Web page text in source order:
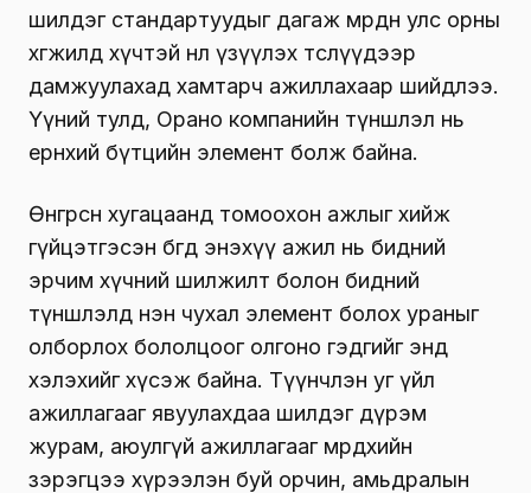
шилдэг стандартуудыг дагаж мөрдөн улс орны
хөгжилд хүчтэй нөлөө үзүүлэх төслүүдээр
дамжуулахад хамтарч ажиллахаар шийдлээ.
Үүний тулд, Орано компанийн түншлэл нь
ерөнхий бүтцийн элемент болж байна.
Өнгөрсөн хугацаанд томоохон ажлыг хийж
гүйцэтгэсэн бөгөөд энэхүү ажил нь бидний
эрчим хүчний шилжилт болон бидний
түншлэлд нэн чухал элемент болох ураныг
олборлох бололцоог олгоно гэдгийг энд
хэлэхийг хүсэж байна. Түүнчлэн уг үйл
ажиллагааг явуулахдаа шилдэг дүрэм
журам, аюулгүй ажиллагааг мөрдөхийн
зэрэгцээ хүрээлэн буй орчин, амьдралын